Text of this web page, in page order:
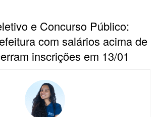
e Concurso Público:
com salários acima de
inscrições em 13/01